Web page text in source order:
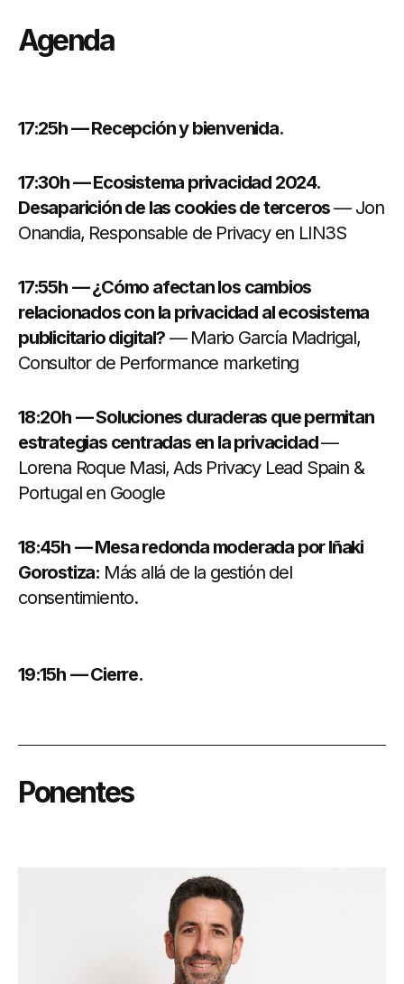
Agenda
17:25h — Recepción y bienvenida.
17:30h — Ecosistema privacidad 2024.
Desaparición de las cookies de terceros— Jon
Onandia, Responsable de Privacy en LIN3S
17:55h — ¿Cómo afectan los cambios
relacionados con la privacidad al ecosistema
publicitario digital?— Mario García Madrigal,
Consultor de Performance marketing
18:20h — Soluciones duraderas que permitan
estrategias centradas en la privacidad—
Lorena Roque Masi, Ads Privacy Lead Spain &
Portugal en Google
18:45h — Mesa redonda moderada por Iñaki
Gorostiza: Más allá de la gestión del
consentimiento.
19:15h — Cierre.
Ponentes